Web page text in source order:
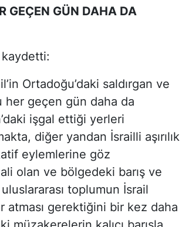
GEÇEN GÜN DAHA DA
Ortadoğu’daki saldırgan ve
her geçen gün daha da
işgal ettiği yerleri
diğer yandan İsrailli aşırılık
eylemlerine göz
olan ve bölgedeki barış ve
toplumun İsrail
atması gerektiğini bir kez daha